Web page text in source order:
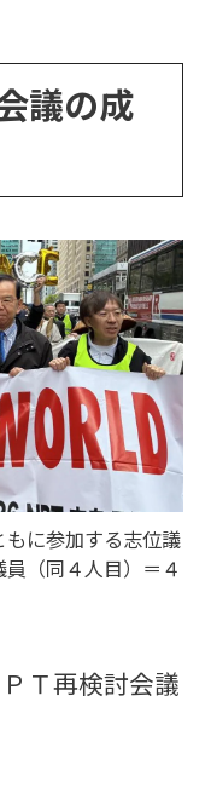
議の成
もに参加する志位議
（同４人目）＝４
Ｔ再検討会議